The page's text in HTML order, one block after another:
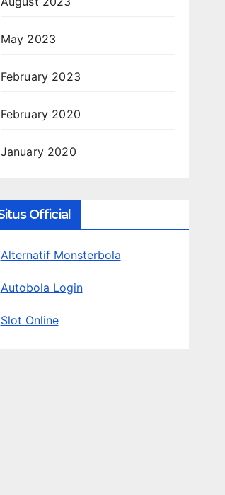
May 2023
February 2023
February 2020
January 2020
Official
Alternatif Monsterbola
Autobola Login
Slot Online